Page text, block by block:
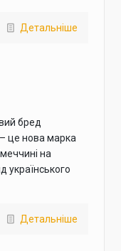
Детальніше
бред
це нова марка
на
українського
Детальніше